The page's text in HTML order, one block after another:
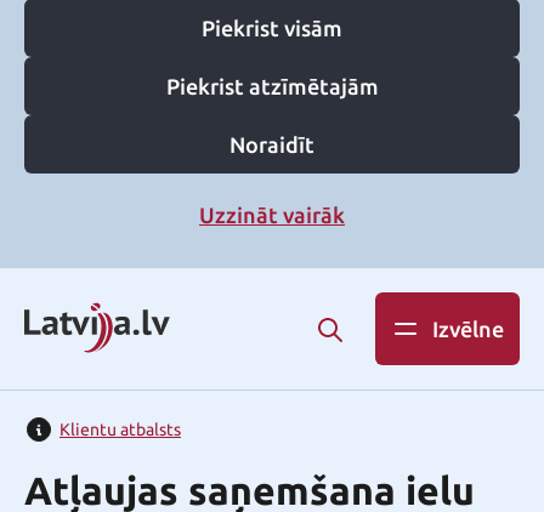
Piekrist visām
Piekrist atzīmētajām
Noraidīt
Uzzināt vairāk
Izvēlne
Klientu atbalsts
Atļaujas saņemšana ielu